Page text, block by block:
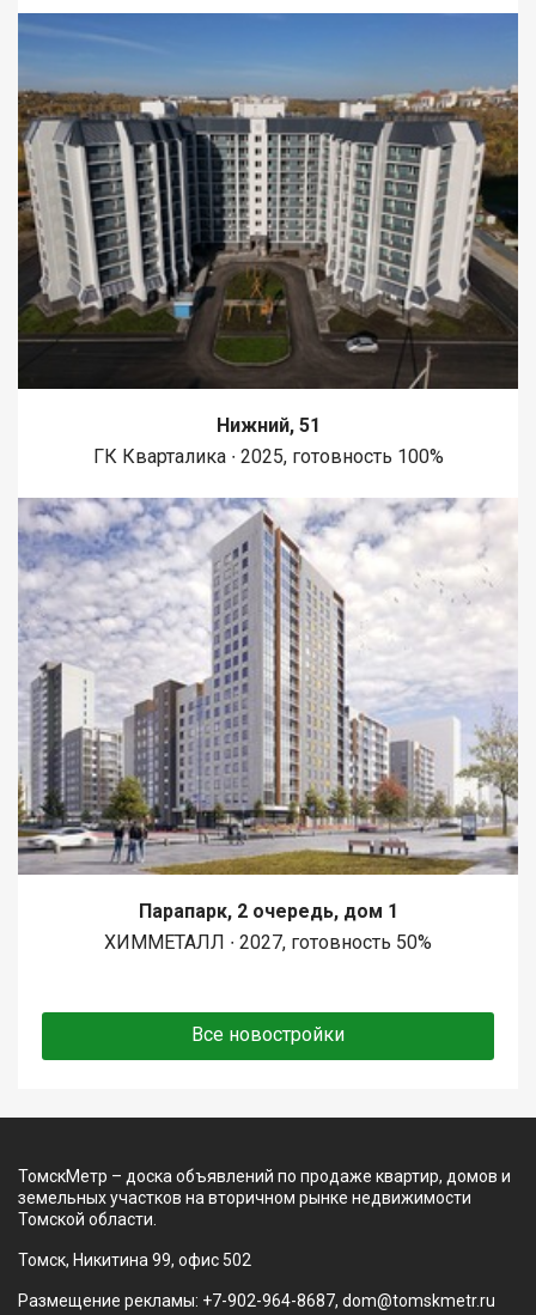
Нижний, 51
ГК Кварталика ∙ 2025, готовность 100%
Парапарк, 2 очередь, дом 1
ХИММЕТАЛЛ ∙ 2027, готовность 50%
Все новостройки
ТомскМетр – доска объявлений по продаже квартир, домов и
земельных участков на вторичном рынке недвижимости
Томской области.
Томск, Никитина 99, офис 502
Размещение рекламы: +7-902-964-8687, dom@tomskmetr.ru